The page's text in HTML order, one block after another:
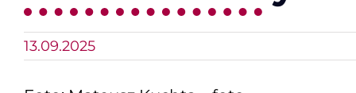
13.09.2025